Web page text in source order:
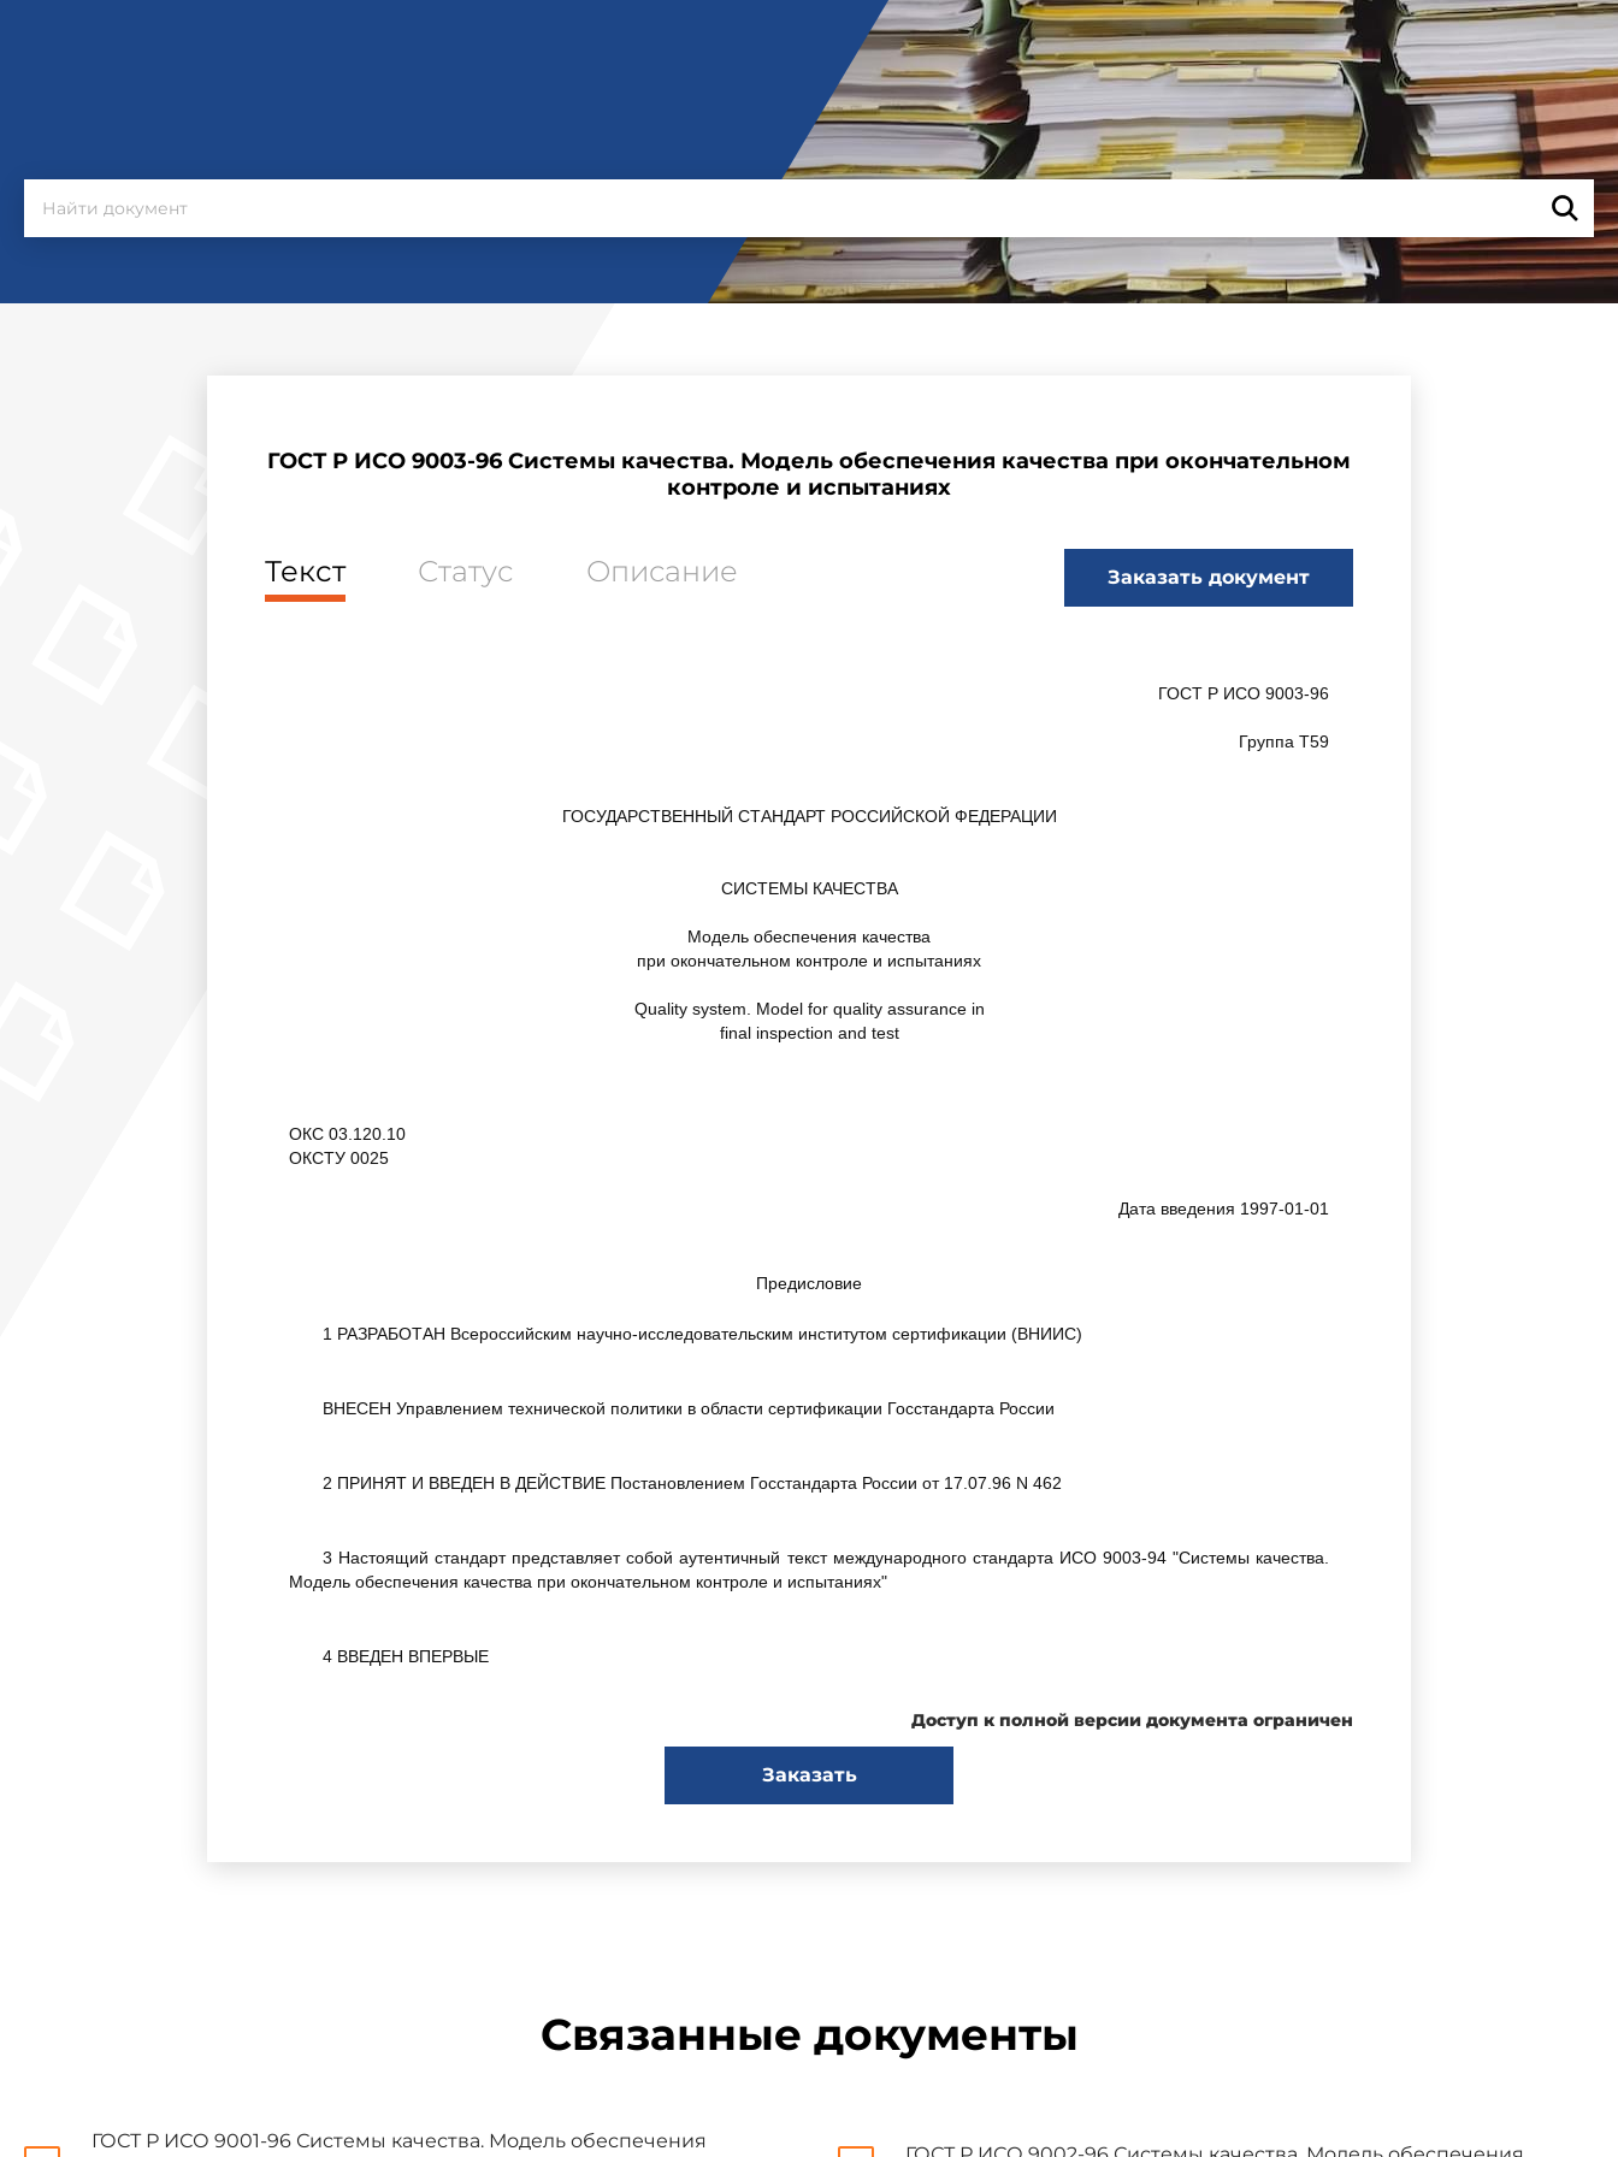
ГОСТ Р ИСО 9003-96 Системы качества. Модель обеспечения качества при окончательном
контроле и испытаниях
Текст Статус Описание Заказать документ
ГОСТ Р ИСО 9003-96
Группа Т59
ГОСУДАРСТВЕННЫЙ СТАНДАРТ РОССИЙСКОЙ ФЕДЕРАЦИИ
СИСТЕМЫ КАЧЕСТВА
Модель обеспечения качества
при окончательном контроле и испытаниях
Quality system. Model for quality assurance in
final inspection and test
ОКС 03.120.10
ОКСТУ 0025
Дата введения 1997-01-01
Предисловие
1 РАЗРАБОТАН Всероссийским научно-исследовательским институтом сертификации (ВНИИС)
ВНЕСЕН Управлением технической политики в области сертификации Госстандарта России
2 ПРИНЯТ И ВВЕДЕН В ДЕЙСТВИЕ Постановлением Госстандарта России от 17.07.96 N 462
3 Настоящий стандарт представляет собой аутентичный текст международного стандарта ИСО 9003-94 "Системы качества.
Модель обеспечения качества при окончательном контроле и испытаниях"
4 ВВЕДЕН ВПЕРВЫЕ
качества, пригодные для демонстрации поставщиком своих возможностей и оценки этих возможностей внешними сторонами:
Доступ к полной версии документа ограничен
Заказать
Связанные документы
ГОСТ Р ИСО 9001-96 Системы качества. Модель обеспечения